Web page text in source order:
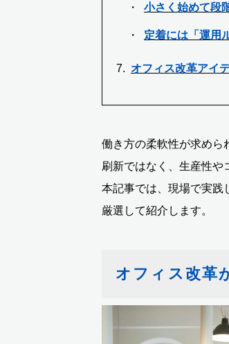
小さく始めて段
定着には「運用
オフィス改革アイ
働き方の柔軟性が求めら
刷新ではなく、生産性や
本記事では、現場で実践
厳選して紹介します。
オフィス改革